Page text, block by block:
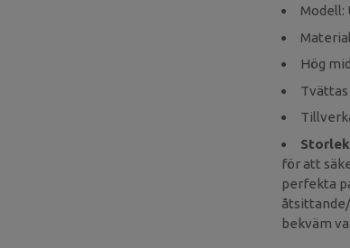
Modell:
Hög
Tvättas
för att
perfekta
bekväm